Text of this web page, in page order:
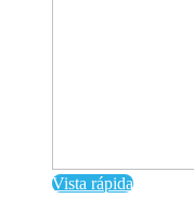
Vista rápida